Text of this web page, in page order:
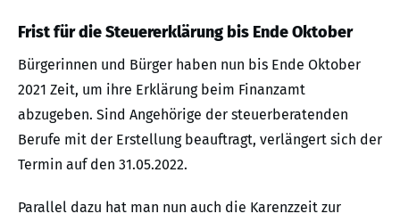
Frist für die Steuererklärung bis Ende Oktober
Bürgerinnen und Bürger haben nun bis Ende Oktober
2021 Zeit, um ihre Erklärung beim Finanzamt
abzugeben. Sind Angehörige der steuerberatenden
Berufe mit der Erstellung beauftragt, verlängert sich der
Termin auf den 31.05.2022.
Parallel dazu hat man nun auch die Karenzzeit zur